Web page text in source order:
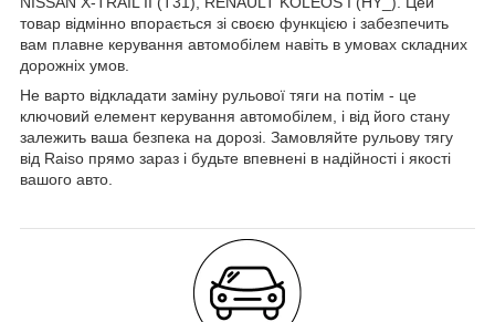
товар відмінно впорається зі своєю функцією і забезпечить
вам плавне керування автомобілем навіть в умовах складних
дорожніх умов.
Не варто відкладати заміну рульової тяги на потім - це
ключовий елемент керування автомобілем, і від його стану
залежить ваша безпека на дорозі. Замовляйте рульову тягу
від Raiso прямо зараз і будьте впевнені в надійності і якості
вашого авто.